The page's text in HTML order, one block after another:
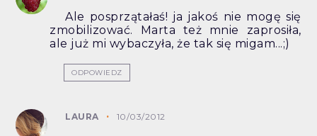
Ale posprzątałaś! ja jakoś nie mogę się
zmobilizować. Marta też mnie zaprosiła,
ale już mi wybaczyła, że tak się migam...;)
ODPOWIEDZ
LAURA 10/03/2012